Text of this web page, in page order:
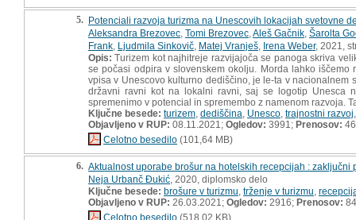
5. Potenciali razvoja turizma na Unescovih lokacijah svetovne
Aleksandra Brezovec Tomi Brezovec Aleš Gačnik Šarolta
Frank Ljudmila Sinkovič Matej Vranješ Irena Weber, 2021,
Opis: Turizem kot najhitreje razvijajoča se panoga skriva
se počasi odpira v slovenskem okolju. Morda lahko
vpisa v Unescovo kulturno dediščino, je le-ta v
državni ravni kot na lokalni ravni, saj se logotip Unesca
spremenimo v potencial in spremembo z namenom razvoja.
Ključne besede: turizem dediščina Unesco trajnostni razvoj
Objavljeno v RUP: 08.11.2021; Ogledov: 3991; Prenosov: 46
Celotno besedilo (101,64 MB)
6. Aktualnost uporabe brošur na hotelskih recepcijah : zaključni
Neja Urbanč Đukić , 2020, diplomsko delo
Ključne besede: brošure v turizmu trženje v turizmu
Objavljeno v RUP: 26.03.2021; Ogledov: 2916; Prenosov: 84
Celotno besedilo (518,02 KB)